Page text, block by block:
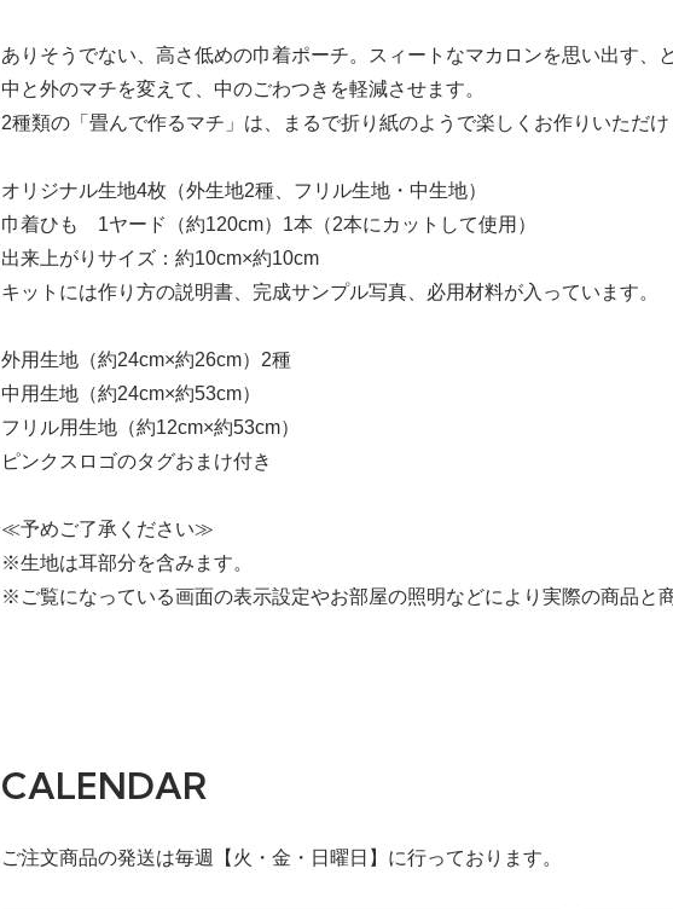
ありそうでない、高さ低めの巾着ポーチ。スィートなマカロンを思い出す、
中と外のマチを変えて、中のごわつきを軽減させます。
2種類の「畳んで作るマチ」は、まるで折り紙のようで楽しくお作りいただ
オリジナル生地4枚（外生地2種、フリル生地・中生地）
巾着ひも 1ヤード（約120cm）1本（2本にカットして使用）
出来上がりサイズ：約10cm×約10cm
キットには作り方の説明書、完成サンプル写真、必用材料が入っています。
外用生地（約24cm×約26cm）2種
中用生地（約24cm×約53cm）
フリル用生地（約12cm×約53cm）
ピンクスロゴのタグおまけ付き
≪予めご了承ください≫
※生地は耳部分を含みます。
※ご覧になっている画面の表示設定やお部屋の照明などにより実際の商品と
CALENDAR
ご注文商品の発送は毎週【火・金・日曜日】に行っております。